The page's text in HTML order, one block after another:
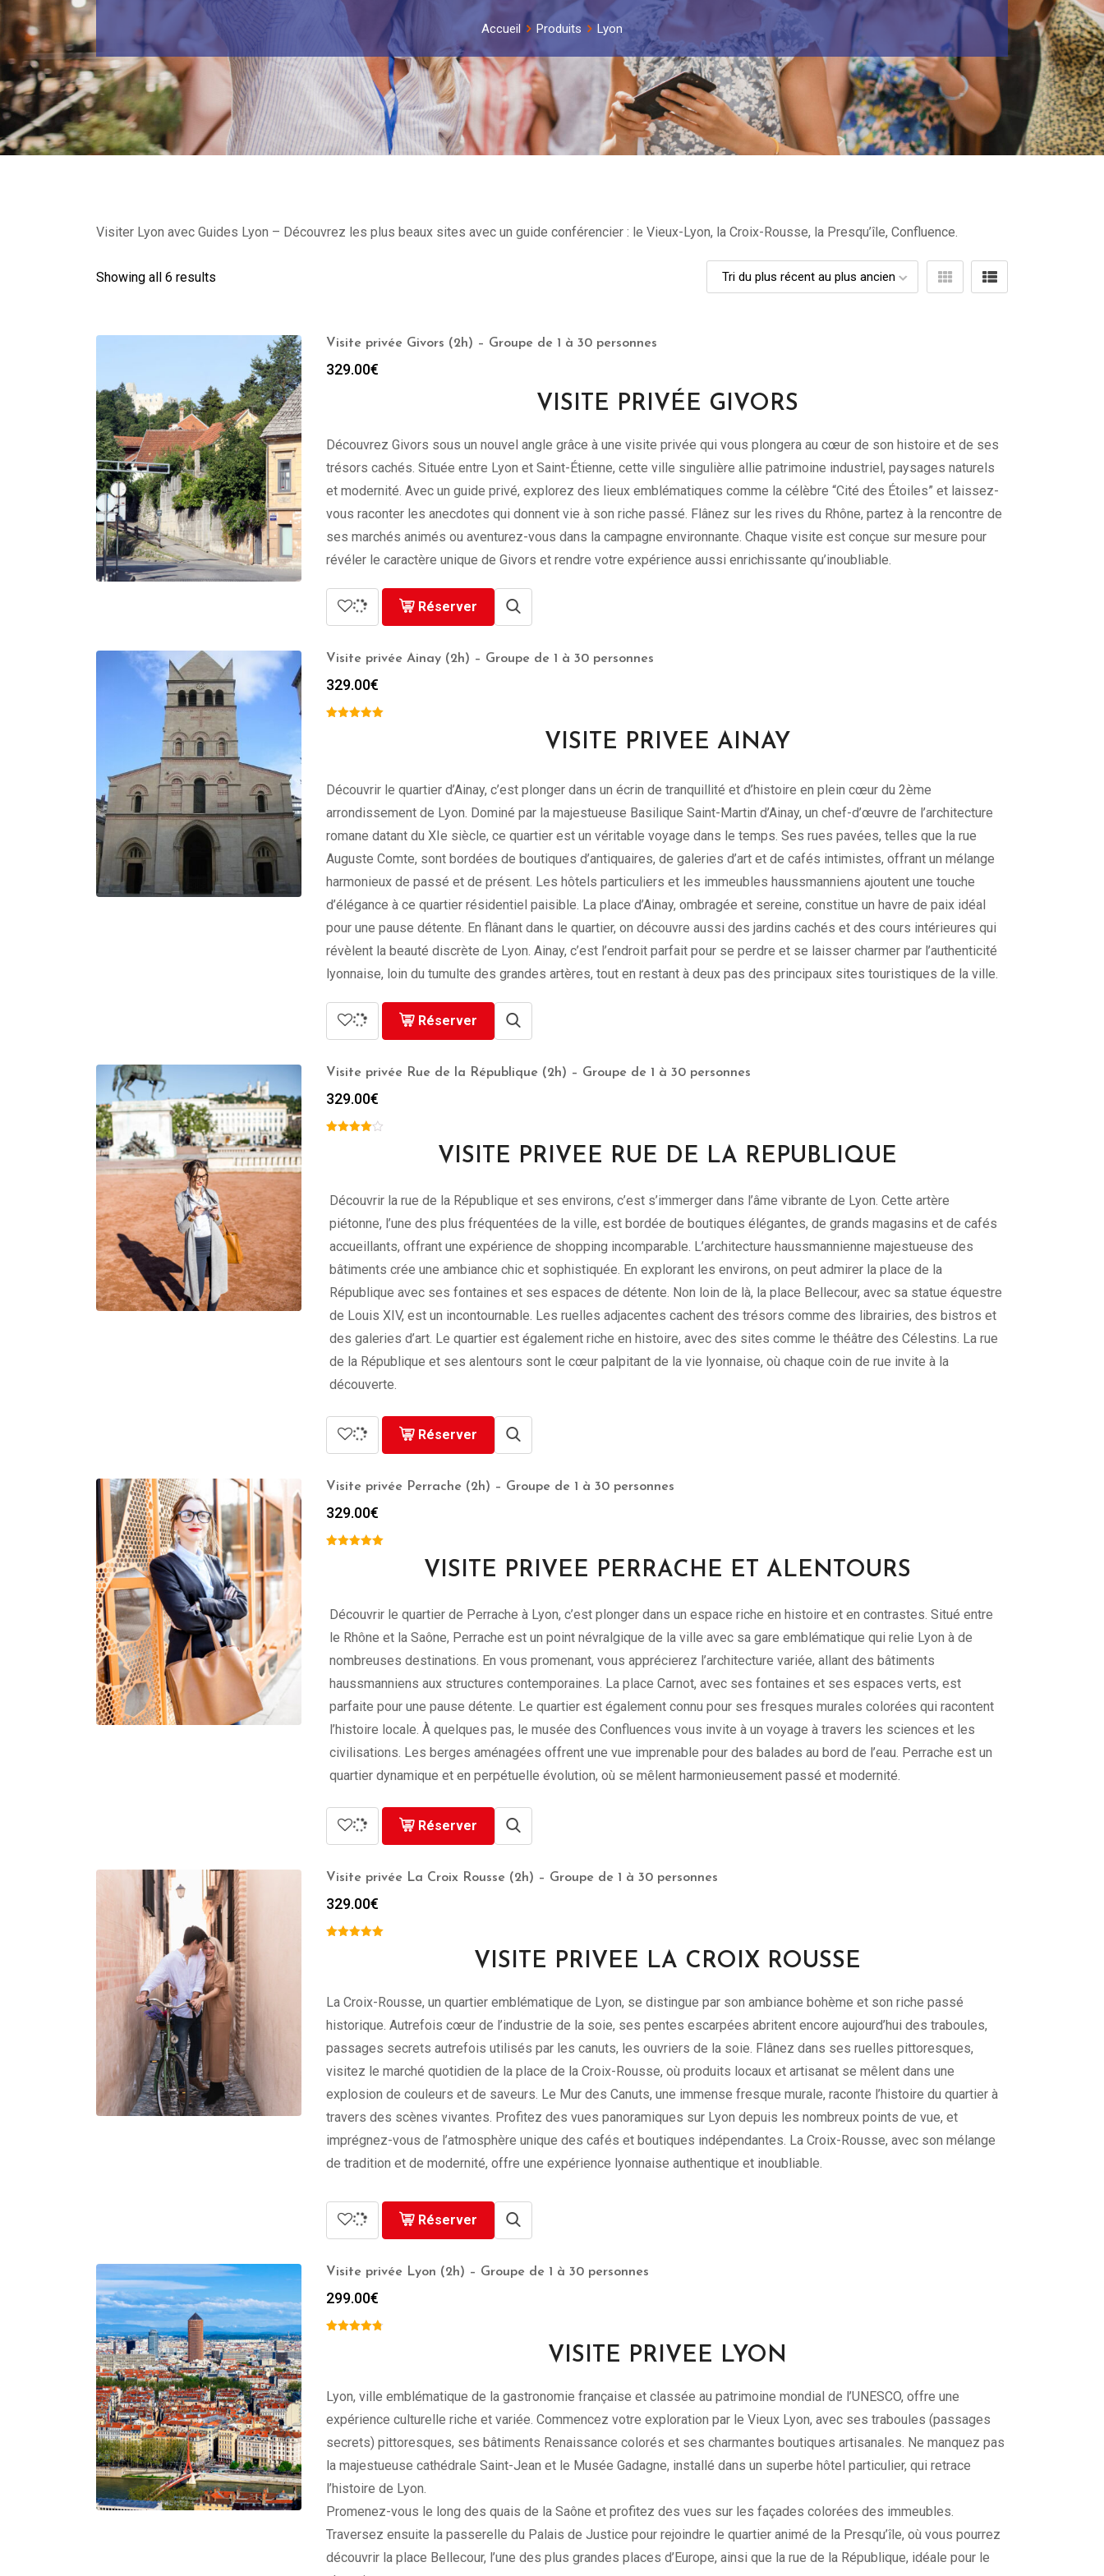
Accueil Produits Lyon
Visiter Lyon avec Guides Lyon – Découvrez les plus beaux sites avec un guide conférencier : le Vieux-Lyon, la Croix-Rousse, la Presqu’île, Confluence.
Showing all 6 results
Visite privée Givors (2h) – Groupe de 1 à 30 personnes
329.00€
VISITE PRIVÉE GIVORS
Découvrez Givors sous un nouvel angle grâce à une visite privée qui vous plongera au cœur de son histoire et de ses
trésors cachés. Située entre Lyon et Saint-Étienne, cette ville singulière allie patrimoine industriel, paysages naturels
et modernité. Avec un guide privé, explorez des lieux emblématiques comme la célèbre “Cité des Étoiles” et laissez-
vous raconter les anecdotes qui donnent vie à son riche passé. Flânez sur les rives du Rhône, partez à la rencontre de
ses marchés animés ou aventurez-vous dans la campagne environnante. Chaque visite est conçue sur mesure pour
révéler le caractère unique de Givors et rendre votre expérience aussi enrichissante qu’inoubliable.
Réserver
Visite privée Ainay (2h) – Groupe de 1 à 30 personnes
329.00€
VISITE PRIVEE AINAY
Découvrir le quartier d’Ainay, c’est plonger dans un écrin de tranquillité et d’histoire en plein cœur du 2ème
arrondissement de Lyon. Dominé par la majestueuse Basilique Saint-Martin d’Ainay, un chef-d’œuvre de l’architecture
romane datant du XIe siècle, ce quartier est un véritable voyage dans le temps. Ses rues pavées, telles que la rue
Auguste Comte, sont bordées de boutiques d’antiquaires, de galeries d’art et de cafés intimistes, offrant un mélange
harmonieux de passé et de présent. Les hôtels particuliers et les immeubles haussmanniens ajoutent une touche
d’élégance à ce quartier résidentiel paisible. La place d’Ainay, ombragée et sereine, constitue un havre de paix idéal
pour une pause détente. En flânant dans le quartier, on découvre aussi des jardins cachés et des cours intérieures qui
révèlent la beauté discrète de Lyon. Ainay, c’est l’endroit parfait pour se perdre et se laisser charmer par l’authenticité
lyonnaise, loin du tumulte des grandes artères, tout en restant à deux pas des principaux sites touristiques de la ville.
Réserver
Visite privée Rue de la République (2h) – Groupe de 1 à 30 personnes
329.00€
VISITE PRIVEE RUE DE LA REPUBLIQUE
Découvrir la rue de la République et ses environs, c’est s’immerger dans l’âme vibrante de Lyon. Cette artère
piétonne, l’une des plus fréquentées de la ville, est bordée de boutiques élégantes, de grands magasins et de cafés
accueillants, offrant une expérience de shopping incomparable. L’architecture haussmannienne majestueuse des
bâtiments crée une ambiance chic et sophistiquée. En explorant les environs, on peut admirer la place de la
République avec ses fontaines et ses espaces de détente. Non loin de là, la place Bellecour, avec sa statue équestre
de Louis XIV, est un incontournable. Les ruelles adjacentes cachent des trésors comme des librairies, des bistros et
des galeries d’art. Le quartier est également riche en histoire, avec des sites comme le théâtre des Célestins. La rue
de la République et ses alentours sont le cœur palpitant de la vie lyonnaise, où chaque coin de rue invite à la
découverte.
Réserver
Visite privée Perrache (2h) – Groupe de 1 à 30 personnes
329.00€
VISITE PRIVEE PERRACHE ET ALENTOURS
Découvrir le quartier de Perrache à Lyon, c’est plonger dans un espace riche en histoire et en contrastes. Situé entre
le Rhône et la Saône, Perrache est un point névralgique de la ville avec sa gare emblématique qui relie Lyon à de
nombreuses destinations. En vous promenant, vous apprécierez l’architecture variée, allant des bâtiments
haussmanniens aux structures contemporaines. La place Carnot, avec ses fontaines et ses espaces verts, est
parfaite pour une pause détente. Le quartier est également connu pour ses fresques murales colorées qui racontent
l’histoire locale. À quelques pas, le musée des Confluences vous invite à un voyage à travers les sciences et les
civilisations. Les berges aménagées offrent une vue imprenable pour des balades au bord de l’eau. Perrache est un
quartier dynamique et en perpétuelle évolution, où se mêlent harmonieusement passé et modernité.
Réserver
Visite privée La Croix Rousse (2h) – Groupe de 1 à 30 personnes
329.00€
VISITE PRIVEE LA CROIX ROUSSE
La Croix-Rousse, un quartier emblématique de Lyon, se distingue par son ambiance bohème et son riche passé
historique. Autrefois cœur de l’industrie de la soie, ses pentes escarpées abritent encore aujourd’hui des traboules,
passages secrets autrefois utilisés par les canuts, les ouvriers de la soie. Flânez dans ses ruelles pittoresques,
visitez le marché quotidien de la place de la Croix-Rousse, où produits locaux et artisanat se mêlent dans une
explosion de couleurs et de saveurs. Le Mur des Canuts, une immense fresque murale, raconte l’histoire du quartier à
travers des scènes vivantes. Profitez des vues panoramiques sur Lyon depuis les nombreux points de vue, et
imprégnez-vous de l’atmosphère unique des cafés et boutiques indépendantes. La Croix-Rousse, avec son mélange
de tradition et de modernité, offre une expérience lyonnaise authentique et inoubliable.
Réserver
Visite privée Lyon (2h) – Groupe de 1 à 30 personnes
299.00€
VISITE PRIVEE LYON
Lyon, ville emblématique de la gastronomie française et classée au patrimoine mondial de l’UNESCO, offre une
expérience culturelle riche et variée. Commencez votre exploration par le Vieux Lyon, avec ses traboules (passages
secrets) pittoresques, ses bâtiments Renaissance colorés et ses charmantes boutiques artisanales. Ne manquez pas
la majestueuse cathédrale Saint-Jean et le Musée Gadagne, installé dans un superbe hôtel particulier, qui retrace
l’histoire de Lyon.
Promenez-vous le long des quais de la Saône et profitez des vues sur les façades colorées des immeubles.
Traversez ensuite la passerelle du Palais de Justice pour rejoindre le quartier animé de la Presqu’île, où vous pourrez
découvrir la place Bellecour, l’une des plus grandes places d’Europe, ainsi que la rue de la République, idéale pour le